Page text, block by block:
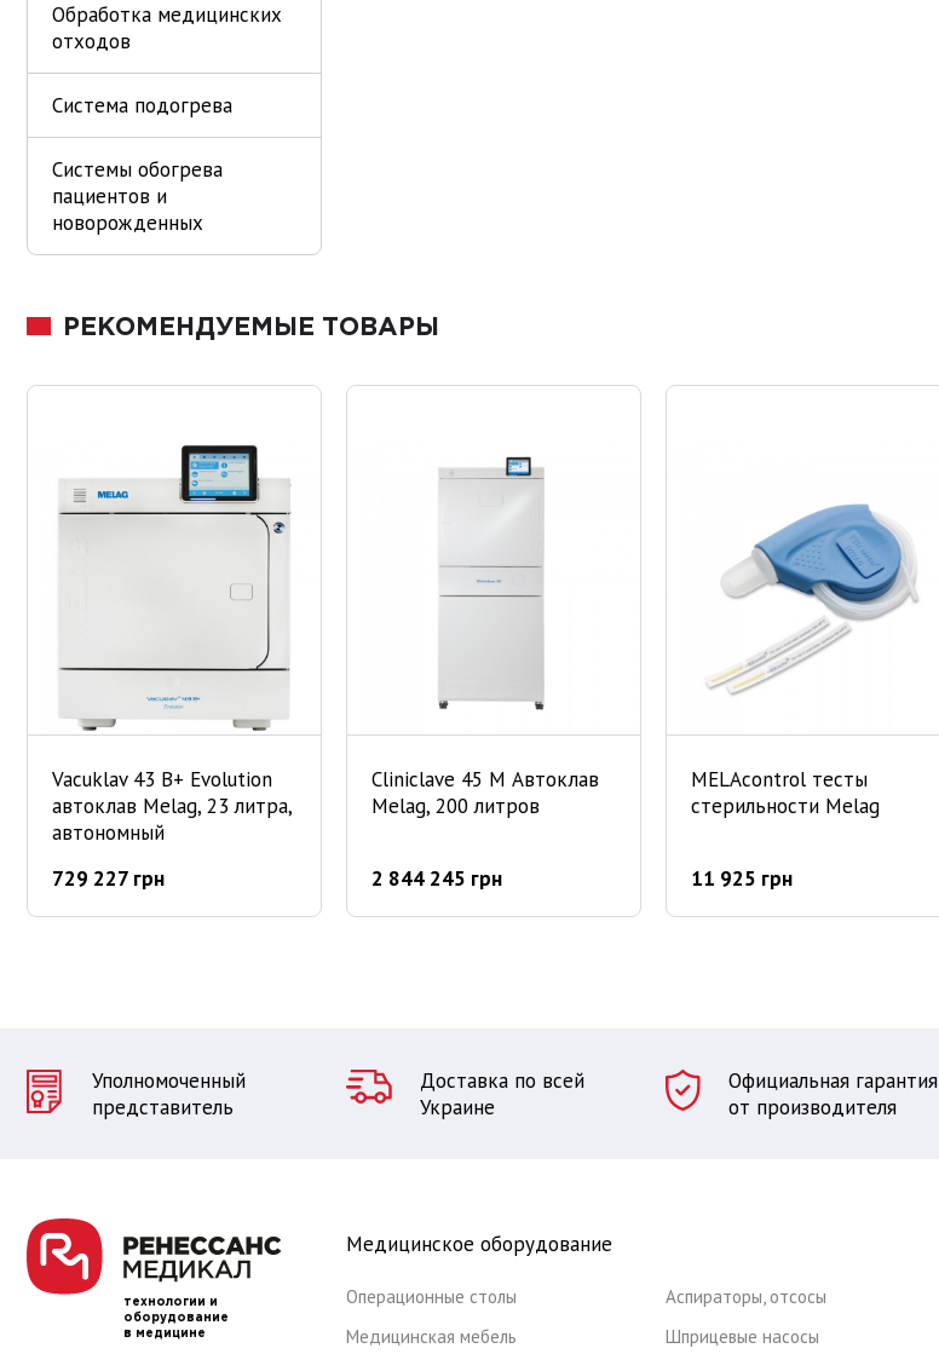
Обработка медицинских
отходов
Система подогрева
Системы обогрева
пациентов и
новорожденных
РЕКОМЕНДУЕМЫЕ ТОВАРЫ
Vacuklav 43 B+ Evolution
автоклав Melag, 23 литра,
автономный
729 227 грн
Cliniclave 45 M Автоклав
Melag, 200 литров
2 844 245 грн
MELAcontrol тесты
стерильности Melag
11 925 грн
Уполномоченный
представитель
Доставка по всей
Украине
Официальная гарантия
от производителя
технологии и
оборудование
в медицине
Медицинское оборудование
Операционные столы
Медицинская мебель
Аспираторы, отсосы
Шприцевые насосы